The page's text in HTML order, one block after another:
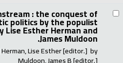
: the conquest of
politics by the populist
Lise Esther Herman and
James Muldoon.
by
Herman, Lise Esther[editor.]
Muldoon, James B[editor.]